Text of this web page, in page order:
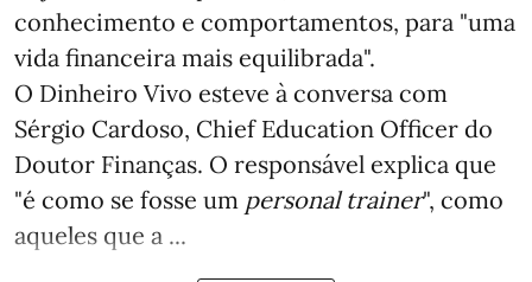
conhecimento e comportamentos, para "uma
vida financeira mais equilibrada".
O Dinheiro Vivo esteve à conversa com
Sérgio Cardoso, Chief Education Officer do
Doutor Finanças. O responsável explica que
"é como se fosse um personal trainer", como
aqueles que a ...